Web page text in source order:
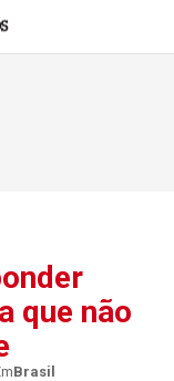
que não
Brasil